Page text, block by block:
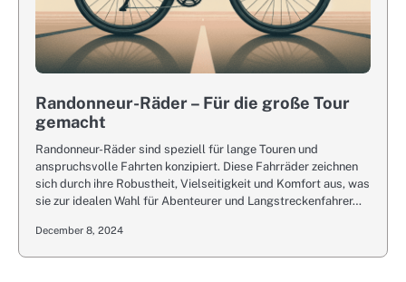
Randonneur-Räder – Für die große Tour
gemacht
Randonneur-Räder sind speziell für lange Touren und
anspruchsvolle Fahrten konzipiert. Diese Fahrräder zeichnen
sich durch ihre Robustheit, Vielseitigkeit und Komfort aus, was
sie zur idealen Wahl für Abenteurer und Langstreckenfahrer…
December 8, 2024